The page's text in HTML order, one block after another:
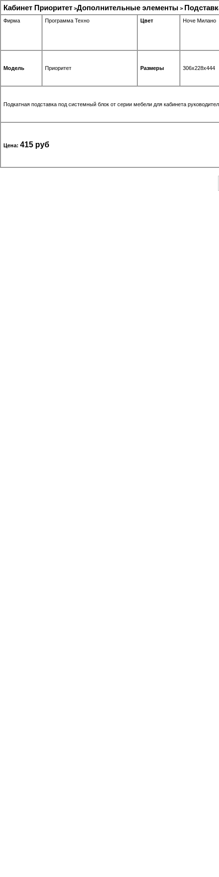
Кабинет Приоритет >Дополнительные элементы >
Фирма Программа Техно Цвет Ноче Милано
Модель Приоритет Размеры 306x228x444
Подкатная подставка под системный блок от серии мебели для кабинета
Цена: 415 руб